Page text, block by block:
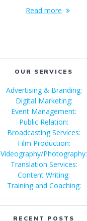
Read more
OUR SERVICES
Advertising & Branding:
Digital Marketing:
Event Management:
Public Relation:
Broadcasting Services:
Film Production:
Videography/Photography:
Translation Services:
Content Writing:
Training and Coaching:
RECENT POSTS